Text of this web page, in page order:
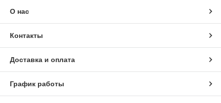
О нас
Контакты
Доставка и оплата
График работы